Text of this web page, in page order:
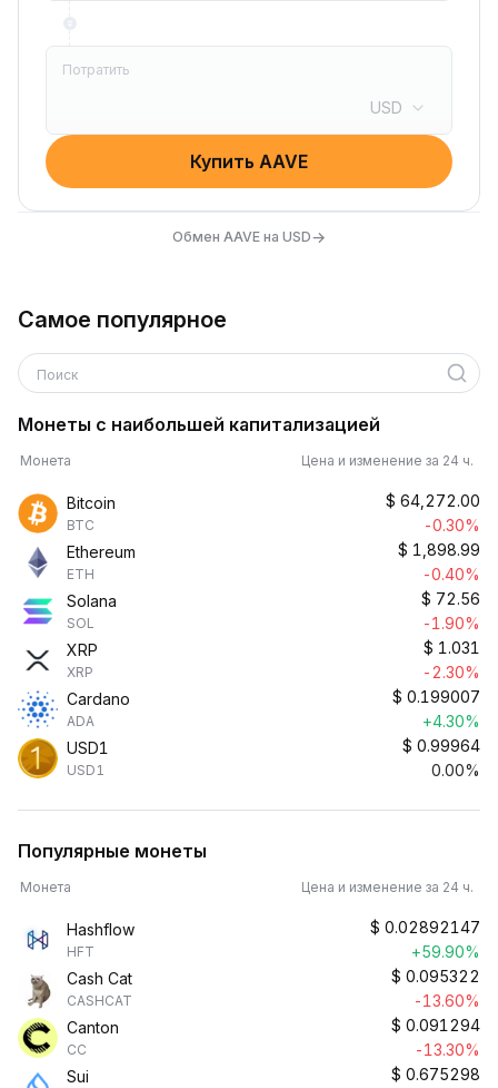
Потратить
USD
Купить AAVE
Обмен AAVE на USD→
Самое популярное
Поиск
Монеты с наибольшей капитализацией
Монета Цена и изменение за 24 ч.
Bitcoin
BTC
$ 64,272.00
-0.30%
Ethereum
ETH
$ 1,898.99
-0.40%
Solana
SOL
$ 72.56
-1.90%
XRP
XRP
$ 1.031
-2.30%
Cardano
ADA
$ 0.199007
+4.30%
USD1
USD1
$ 0.99964
0.00%
Популярные монеты
Монета Цена и изменение за 24 ч.
Hashflow
HFT
$ 0.02892147
+59.90%
Cash Cat
CASHCAT
$ 0.095322
-13.60%
Canton
CC
$ 0.091294
-13.30%
Sui
$ 0.675298